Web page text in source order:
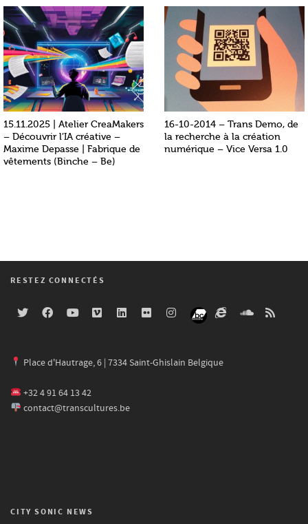
15.11.2025 | Atelier CreaMakers
– Découvrir l’IA créative –
Maxime Depasse | Fabrique de
vêtements (Binche – Be)
16-10-2014 – Trans Demo, de
la recherche à la création
numérique – Vice Versa 1.0
RESTEZ CONNECTÉS
Place d'Hautrage, 6 | 7334 Saint-Ghislain Belgique
+32 4 91 64 13 42
contact@transcultures.be
CITY SONIC NEWS